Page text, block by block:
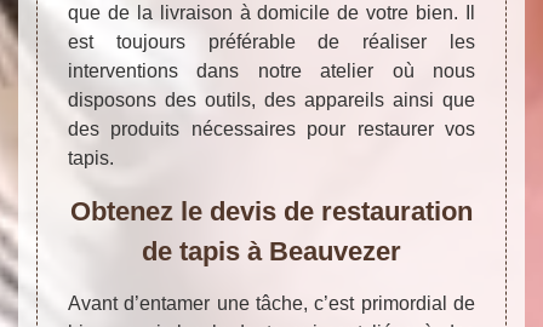
que de la livraison à domicile de votre bien. Il
est toujours préférable de réaliser les
interventions dans notre atelier où nous
disposons des outils, des appareils ainsi que
des produits nécessaires pour restaurer vos
tapis.
Obtenez le devis de restauration
de tapis à Beauvezer
Avant d’entamer une tâche, c’est primordial de